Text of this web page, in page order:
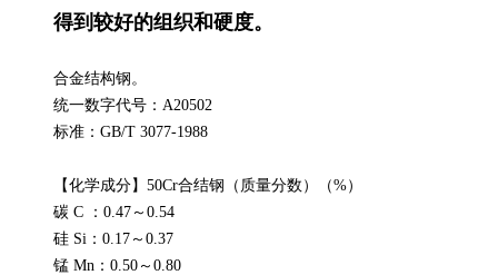
得到较好的组织和硬度。
合金结构钢。
统一数字代号：A20502
标准：GB/T 3077-1988
【化学成分】50Cr合结钢（质量分数）（%）
碳 C ：0.47～0.54
硅 Si：0.17～0.37
锰 Mn：0.50～0.80